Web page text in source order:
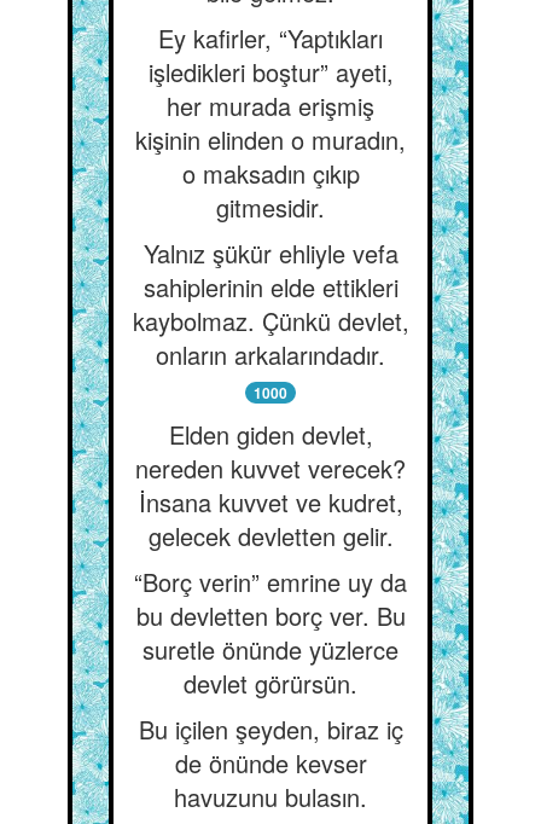
Ey kafirler, “Yaptıkları
işledikleri boştur” ayeti,
her murada erişmiş
kişinin elinden o muradın,
o maksadın çıkıp
gitmesidir.
Yalnız şükür ehliyle vefa
sahiplerinin elde ettikleri
kaybolmaz. Çünkü devlet,
onların arkalarındadır.
1000
Elden giden devlet,
nereden kuvvet verecek?
İnsana kuvvet ve kudret,
gelecek devletten gelir.
“Borç verin” emrine uy da
bu devletten borç ver. Bu
suretle önünde yüzlerce
devlet görürsün.
Bu içilen şeyden, biraz iç
de önünde kevser
havuzunu bulasın.